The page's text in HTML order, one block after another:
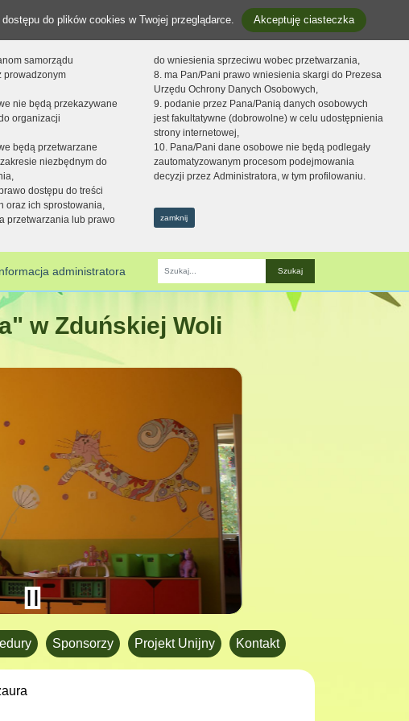
do plików cookies w Twojej przeglądarce. Akceptuję ciasteczka
samorządu
prowadzonym
nie będą przekazywane
organizacji
będą przetwarzane
niezbędnym do
dostępu do treści
oraz ich sprostowania,
przetwarzania lub prawo
do wniesienia sprzeciwu wobec przetwarzania,
8. ma Pan/Pani prawo wniesienia skargi do Prezesa
Urzędu Ochrony Danych Osobowych,
9. podanie przez Pana/Panią danych osobowych
jest fakultatywne (dobrowolne) w celu udostępnienia
strony internetowej,
10. Pana/Pani dane osobowe nie będą podlegały
zautomatyzowanym procesom podejmowania
decyzji przez Administratora, w tym profilowaniu.
zamknij
administratora
Fraza
w Zduńskiej Woli
Sponsorzy Projekt Unijny Kontakt